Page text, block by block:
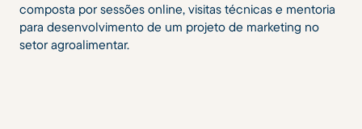
composta por sessões online, visitas técnicas e mentoria
para desenvolvimento de um projeto de marketing no
setor agroalimentar.